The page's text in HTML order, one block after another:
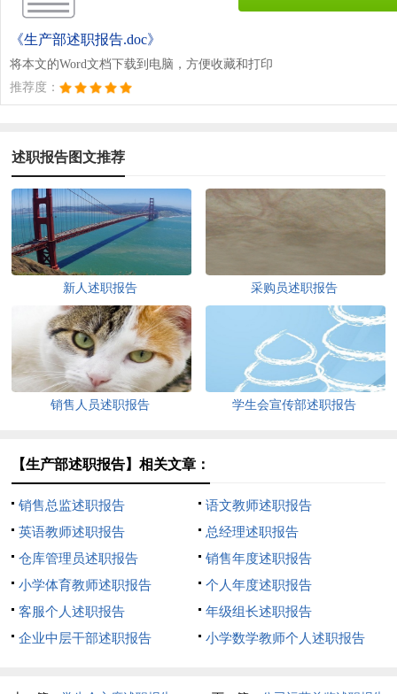
《生产部述职报告.doc》
将本文的Word文档下载到电脑，方便收藏和打印
推荐度：
述职报告图文推荐
新人述职报告 采购员述职报告
销售人员述职报告 学生会宣传部述职报告
【生产部述职报告】相关文章：
销售总监述职报告
语文教师述职报告
英语教师述职报告
总经理述职报告
仓库管理员述职报告
销售年度述职报告
小学体育教师述职报告
个人年度述职报告
客服个人述职报告
年级组长述职报告
企业中层干部述职报告
小学数学教师个人述职报告